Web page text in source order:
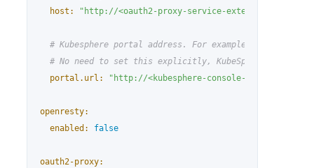
host:
"http://<oauth2-proxy-service-external-access-
# Kubesphere portal address. For example, http://
# No need to set this explicitly, KubeSphere's
portal.url:
"http://<kubesphere-console-address>"
openresty:
enabled:
false
oauth2-proxy: